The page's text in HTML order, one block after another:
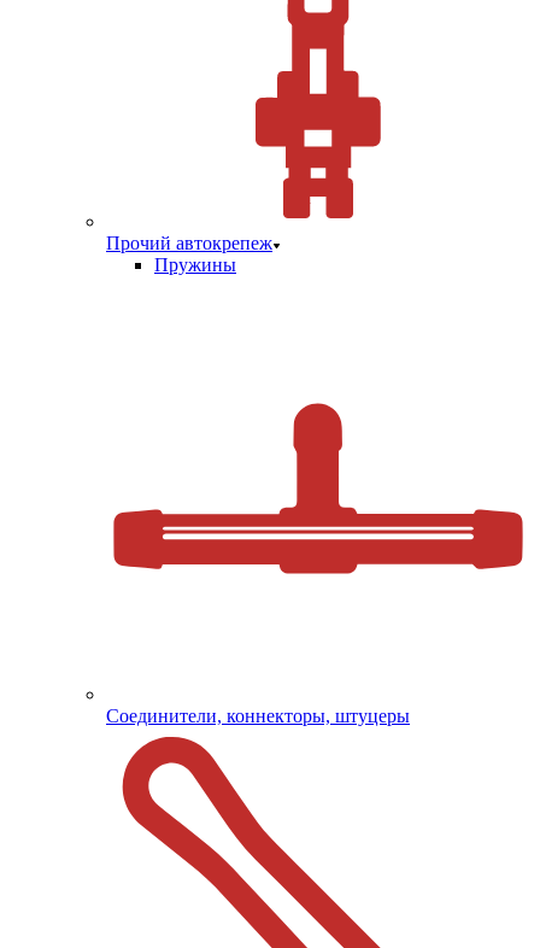
Прочий автокрепеж
Пружины
Соединители, коннекторы, штуцеры